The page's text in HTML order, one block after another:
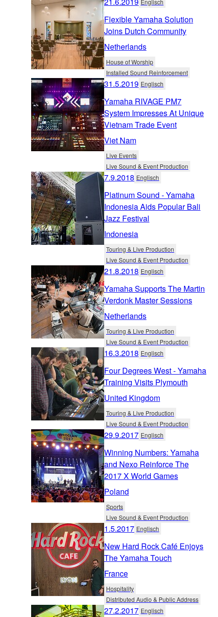
Englisch
Flexible Yamaha Solution
Joins Dutch Community
Netherlands
House of Worship
Installed Sound Reinforcement
31.5.2019 Englisch
Yamaha RIVAGE PM7
System Impresses At Unique
Vietnam Trade Event
Viet Nam
Live Events
Live Sound & Event Production
7.9.2018 Englisch
Platinum Sound - Yamaha
Indonesia Aids Popular Bali
Jazz Festival
Indonesia
Touring & Live Production
Live Sound & Event Production
21.8.2018 Englisch
Yamaha Supports The Martin
Verdonk Master Sessions
Netherlands
Touring & Live Production
Live Sound & Event Production
16.3.2018 Englisch
Four Degrees West - Yamaha
Training Visits Plymouth
United Kingdom
Touring & Live Production
Live Sound & Event Production
29.9.2017 Englisch
Winning Numbers: Yamaha
and Nexo Reinforce The
2017 X World Games
Poland
Sports
Live Sound & Event Production
1.5.2017 Englisch
New Hard Rock Café Enjoys
The Yamaha Touch
France
Hospitality
Distributed Audio & Public Address
27.2.2017 Englisch